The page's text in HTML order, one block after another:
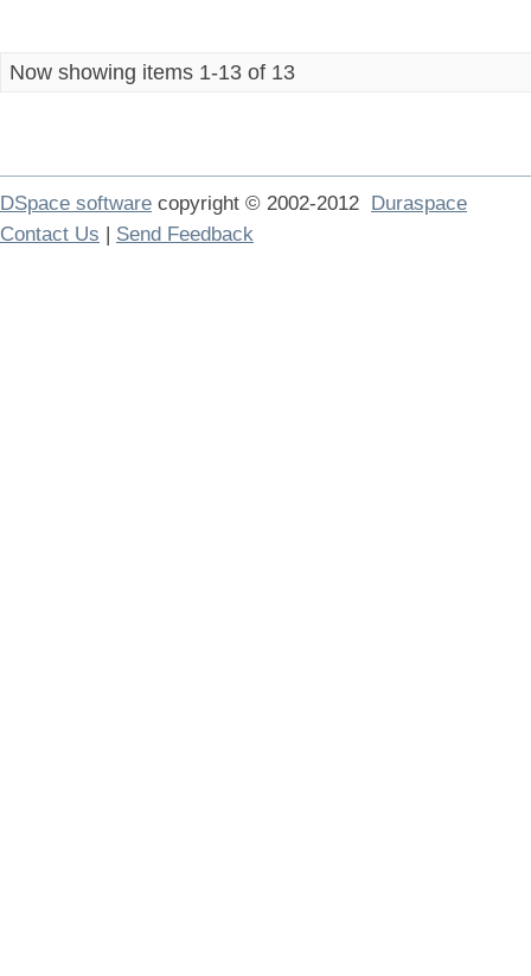
Now showing items 1-13 of 13
DSpace software copyright © 2002-2012 Duraspace
Contact Us | Send Feedback